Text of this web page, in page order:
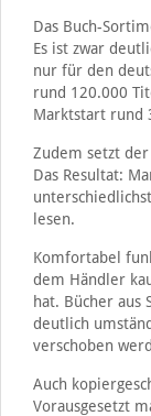
Das Buch-
Es ist zwar
nur für den
rund 120.000
Marktstart rund
Zudem setzt der
Das Resultat:
lesen.
Komfortabel
dem Händler
hat. Bücher aus
deutlich
verschoben
Auch
Vorausgesetzt